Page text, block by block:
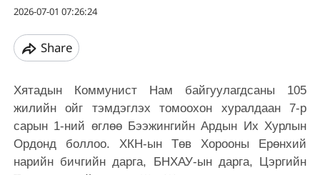
2026-07-01 07:26:24
Share
Хятадын Коммунист Нам байгуулагдсаны 105
жилийн ойг тэмдэглэх томоохон хуралдаан 7-р
сарын 1-ний өглөө Бээжингийн Ардын Их Хурлын
Ордонд боллоо. ХКН-ын Төв Хорооны Ерөнхий
нарийн бичгийн дарга, БНХАУ-ын дарга, Цэргийн